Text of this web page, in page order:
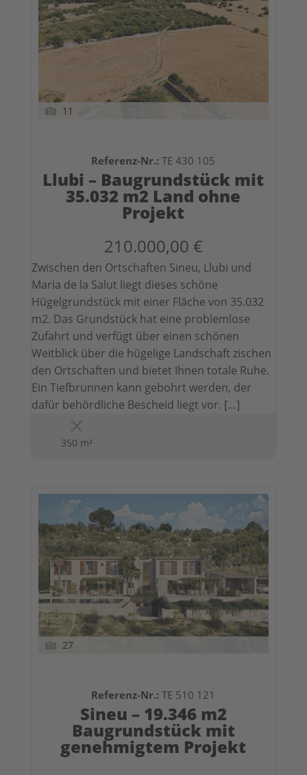
11
Referenz-Nr.: TE 430 105
Llubi – Baugrundstück mit
35.032 m2 Land ohne
Projekt
210.000,00 €
Zwischen den Ortschaften Sineu, Llubi und
Maria de la Salut liegt dieses schöne
Hügelgrundstück mit einer Fläche von 35.032
m2. Das Grundstück hat eine problemlose
Zufahrt und verfügt über einen schönen
Weitblick über die hügelige Landschaft zischen
den Ortschaften und bietet Ihnen totale Ruhe.
Ein Tiefbrunnen kann gebohrt werden, der
dafür behördliche Bescheid liegt vor. […]
350 m²
27
Referenz-Nr.: TE 510 121
Sineu – 19.346 m2
Baugrundstück mit
genehmigtem Projekt